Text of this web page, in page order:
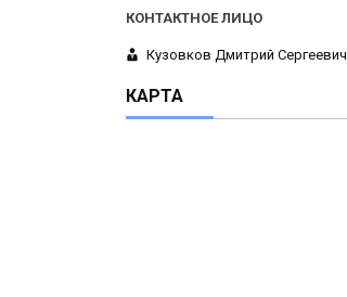
Кузовков Дмитрий Сергеевич
КАРТА